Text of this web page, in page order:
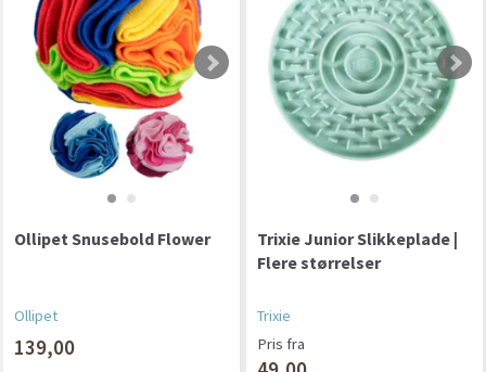
Ollipet Snusebold Flower
Ollipet
139,00
Trixie Junior Slikkeplade |
Flere størrelser
Trixie
Pris fra